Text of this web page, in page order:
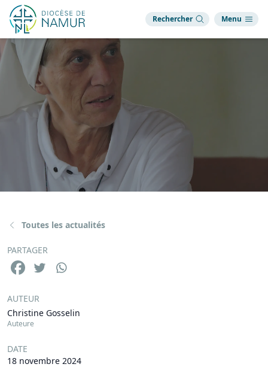
Rechercher Menu
Toutes les actualités
PARTAGER
AUTEUR
Christine Gosselin
Auteure
DATE
18 novembre 2024